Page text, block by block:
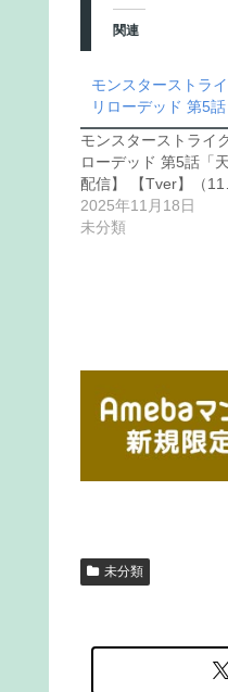
関連
モンスターストラ
リローデッド 第5話
モンスターストライ
ローデッド 第5話「
配信】 【Tver】（
2025年11月18日
未分類
未分類